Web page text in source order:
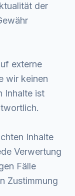
der
externe
wir keinen
Inhalte ist
Inhalte
Verwertung
Fälle
Zustimmung